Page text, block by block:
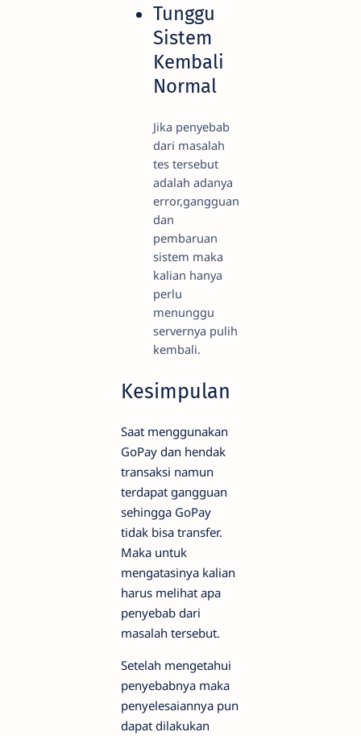
Tunggu
Sistem
Kembali
Normal
Jika penyebab
dari masalah
tes tersebut
adalah adanya
error,gangguan
dan
pembaruan
sistem maka
kalian hanya
perlu
menunggu
servernya pulih
kembali.
Kesimpulan
Saat menggunakan
GoPay dan hendak
transaksi namun
terdapat gangguan
sehingga GoPay
tidak bisa transfer.
Maka untuk
mengatasinya kalian
harus melihat apa
penyebab dari
masalah tersebut.
Setelah mengetahui
penyebabnya maka
penyelesaiannya pun
dapat dilakukan